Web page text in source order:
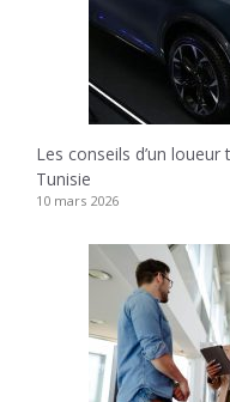
Les conseils d’un
Tunisie
10 mars 2026